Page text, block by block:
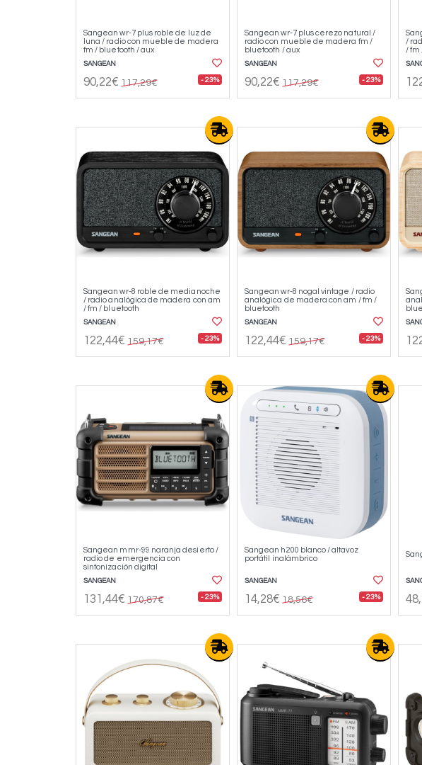
Sangean wr-7 plus roble de luz de
luna / radio con mueble de madera
fm / bluetooth / aux
SANGEAN
90,22€ 117,29€ - 23%
Sangean wr-7 plus cerezo natural /
radio con mueble de madera fm /
bluetooth / aux
SANGEAN
90,22€ 117,29€ - 23%
/
/ fm
Sangean wr-8 roble de medianoche
/ radio analógica de madera con am
/ fm / bluetooth
SANGEAN
122,44€ 159,17€ - 23%
Sangean wr-8 nogal vintage / radio
analógica de madera con am / fm /
bluetooth
SANGEAN
122,44€ 159,17€ - 23%
Sangean mmr-99 naranja desierto /
radio de emergencia con
sintonización digital
SANGEAN
131,44€ 170,87€ - 23%
Sangean h200 blanco / altavoz
portátil inalámbrico
SANGEAN
14,28€ 18,56€ - 23%